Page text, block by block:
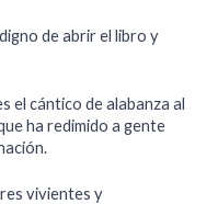
de abrir el libro y
el cántico de alabanza al
ha redimido a gente
vivientes y